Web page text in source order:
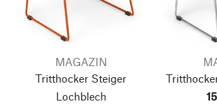
MAGAZIN
Tritthocker Steiger
Lochblech